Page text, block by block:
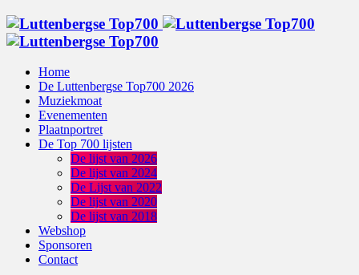
Home
De Luttenbergse Top700 2026
Muziekmoat
Evenementen
Plaatnportret
De Top 700 lijsten
De lijst van 2026
De lijst van 2024
De Lijst van 2022
De lijst van 2020
De lijst van 2018
Webshop
Sponsoren
Contact